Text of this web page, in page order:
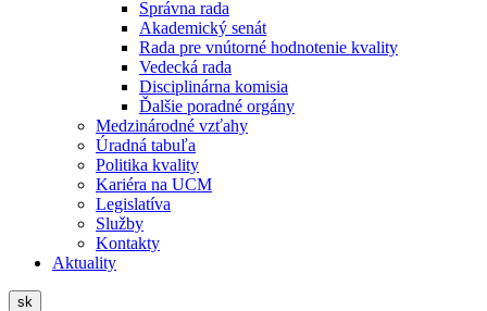
Správna rada
Akademický senát
Rada pre vnútorné hodnotenie kvality
Vedecká rada
Disciplinárna komisia
Ďalšie poradné orgány
Medzinárodné vzťahy
Úradná tabuľa
Politika kvality
Kariéra na UCM
Legislatíva
Služby
Kontakty
Aktuality
sk